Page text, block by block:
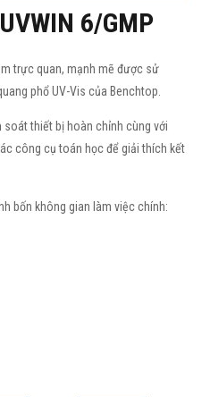
6/GMP
trực quan, mạnh mẽ được sử
phổ UV-Vis của Benchtop.
soát thiết bị hoàn chỉnh cùng với
công cụ toán học để giải thích kết
bốn không gian làm việc chính: